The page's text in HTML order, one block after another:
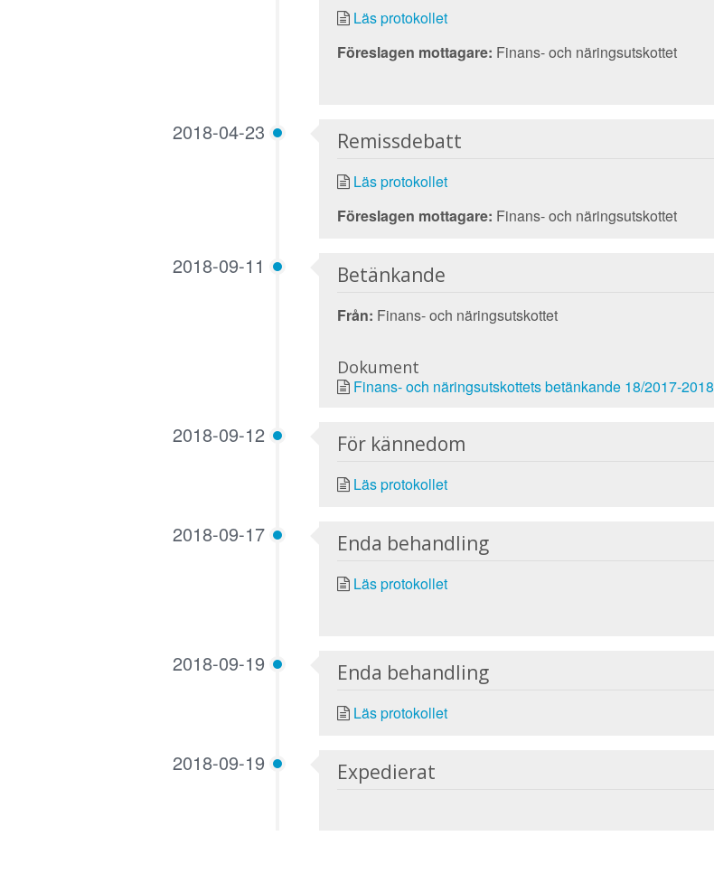
Läs protokollet
Föreslagen mottagare: Finans- och näringsutskottet
2018-04-23 Remissdebatt
Läs protokollet
Föreslagen mottagare: Finans- och näringsutskottet
2018-09-11 Betänkande
Från: Finans- och näringsutskottet
Dokument
Finans- och näringsutskottets betänkande 18/2017-2018
2018-09-12 För kännedom
Läs protokollet
2018-09-17 Enda behandling
Läs protokollet
2018-09-19 Enda behandling
Läs protokollet
2018-09-19 Expedierat